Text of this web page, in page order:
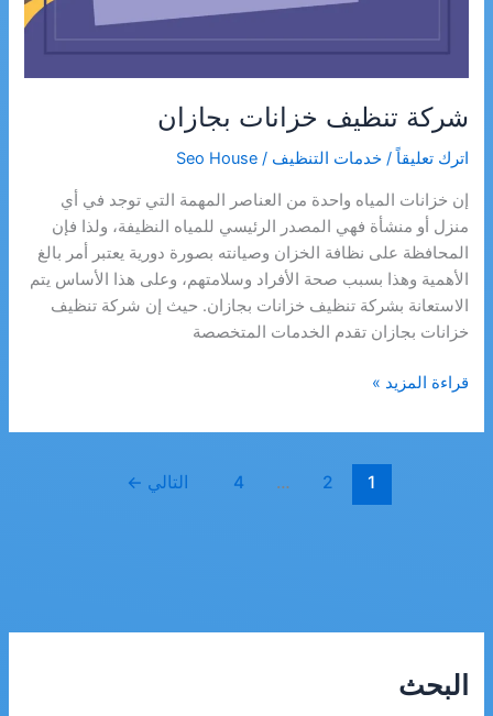
شركة تنظيف خزانات بجازان
اترك تعليقاً /خدمات التنظيف /
Seo House
إن خزانات المياه واحدة من العناصر المهمة التي توجد في أي
منزل أو منشأة فهي المصدر الرئيسي للمياه النظيفة، ولذا فإن
المحافظة على نظافة الخزان وصيانته بصورة دورية يعتبر أمر بالغ
الأهمية وهذا بسبب صحة الأفراد وسلامتهم، وعلى هذا الأساس يتم
الاستعانة بشركة تنظيف خزانات بجازان. حيث إن شركة تنظيف
خزانات بجازان تقدم الخدمات المتخصصة
شركة
خزانات
قراءة المزيد »
1
2
…
4 التالي ←
البحث